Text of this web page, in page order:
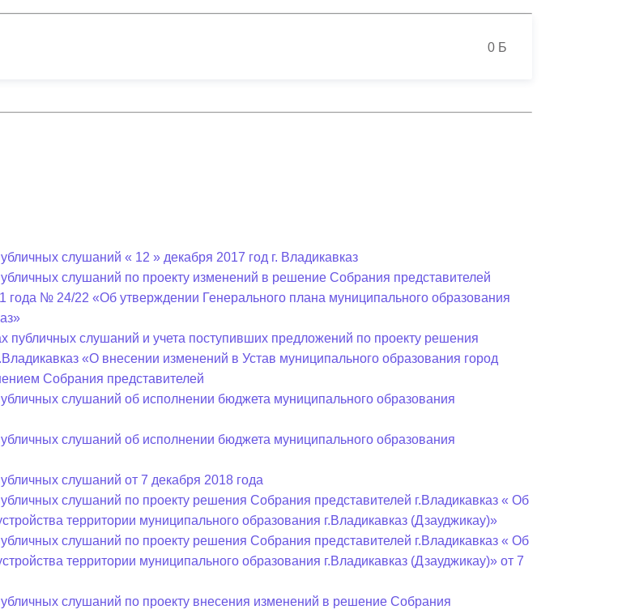
Градостроительная деятельность
учете в качестве нуждающихся в
городской среды
планирования
Незаконное строительство
действий органов местного
самоуправления
органа
Выборы 2026
0 Б
слушаний « 12 » декабря 2017 год г. Владикавказ
слушаний по проекту изменений в решение Собрания представителей
года № 24/22 «Об утверждении Генерального плана муниципального образования
слушаний и учета поступивших предложений по проекту решения
«О внесении изменений в Устав муниципального образования город
Собрания представителей
слушаний об исполнении бюджета муниципального образования
слушаний об исполнении бюджета муниципального образования
слушаний от 7 декабря 2018 года
слушаний по проекту решения Собрания представителей г.Владикавказ « Об
территории муниципального образования г.Владикавказ (Дзауджикау)»
слушаний по проекту решения Собрания представителей г.Владикавказ « Об
территории муниципального образования г.Владикавказ (Дзауджикау)» от 7
слушаний по проекту внесения изменений в решение Собрания